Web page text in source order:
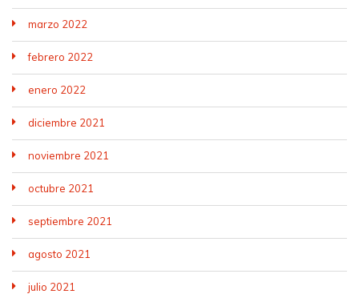
marzo 2022
febrero 2022
enero 2022
diciembre 2021
noviembre 2021
octubre 2021
septiembre 2021
agosto 2021
julio 2021